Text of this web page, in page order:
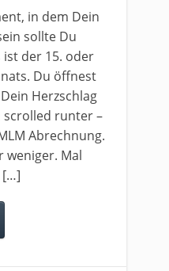
in dem Dein
sollte Du
ist der 15. oder
Du öffnest
Herzschlag
scrolled runter –
Abrechnung.
weniger. Mal
[…]